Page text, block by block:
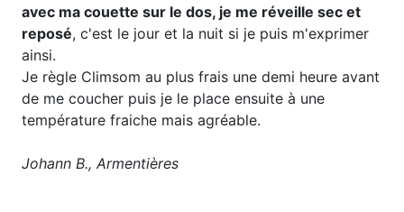
avec ma couette sur le dos, je me réveille sec et
reposé, c'est le jour et la nuit si je puis m'exprimer
ainsi.
Je règle Climsom au plus frais une demi heure avant
de me coucher puis je le place ensuite à une
température fraiche mais agréable.
Johann B., Armentières